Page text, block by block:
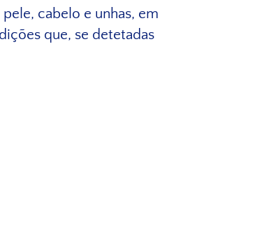
cabelo e unhas, em
que, se detetadas